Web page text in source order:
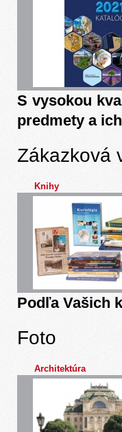
S vysokou
predmety a
Zákazková
Knihy
Podľa Vašich
Foto
Architektúra